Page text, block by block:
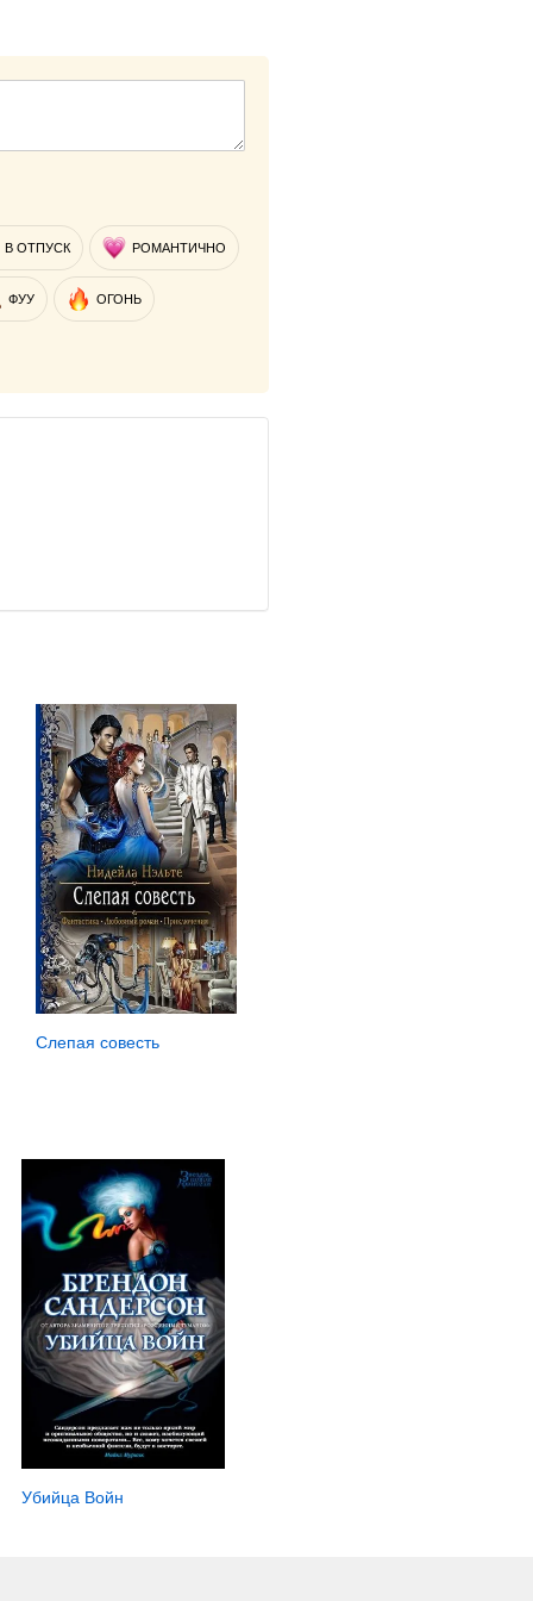
В ОТПУСК РОМАНТИЧНО
ФУУ ОГОНЬ
Слепая совесть
Убийца Войн